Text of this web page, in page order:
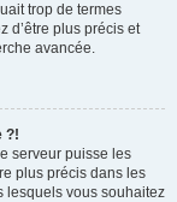
trop de termes
d’être plus précis et
avancée.
?!
serveur puisse les
plus précis dans les
lesquels vous souhaitez